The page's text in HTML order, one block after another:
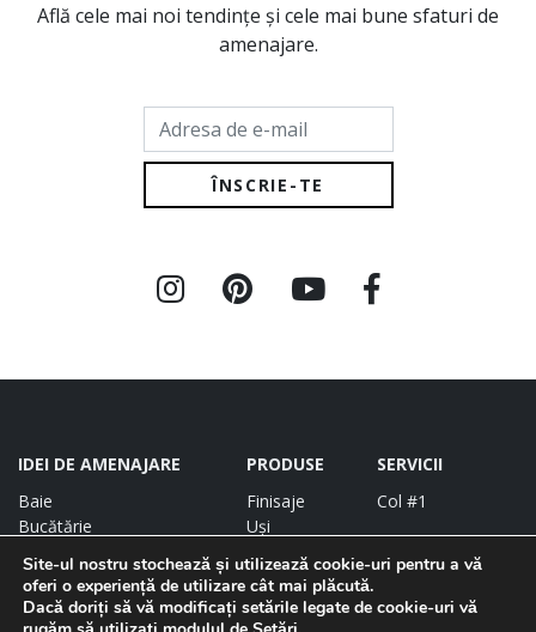
Află cele mai noi tendințe și cele mai bune sfaturi de
amenajare.
Adresa de e-mail
IDEI DE AMENAJARE
Baie
Bucătărie
Dormitor
Ready to Move in
Proiecte complete
PRODUSE
Finisaje
Uși
Bucătărie
Living
Dormitor
SERVICII
Col #1
Site-ul nostru stochează și utilizează cookie-uri pentru a vă
oferi o experiență de utilizare cât mai plăcută.
Dacă doriți să vă modificați setările legate de cookie-uri vă